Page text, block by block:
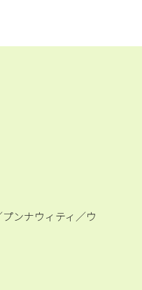
ンナウィティ／ウ